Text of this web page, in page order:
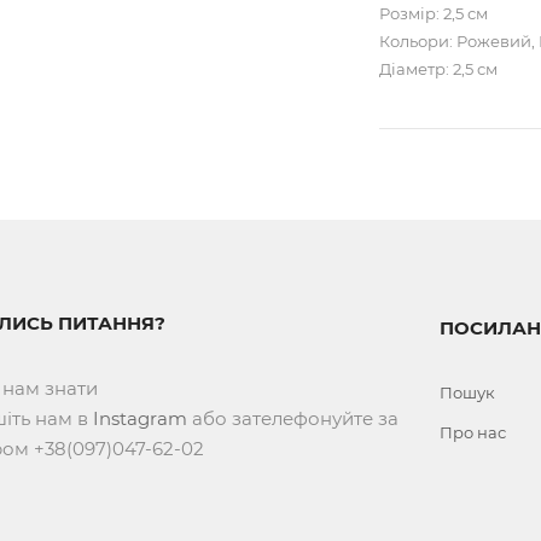
Розмір: 2,5 см
Кольори: Рожевий,
Діаметр: 2,5 см
ПИТАННЯ?
знати
нам в Instagram або зателефонуйте за
+38(097)047-62-02
Пошук
Про нас